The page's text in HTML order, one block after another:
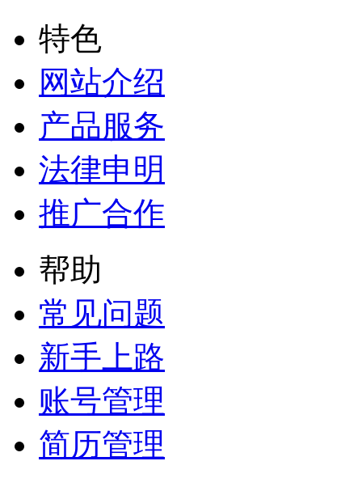
特色
网站介绍
产品服务
法律申明
推广合作
帮助
常见问题
新手上路
账号管理
简历管理